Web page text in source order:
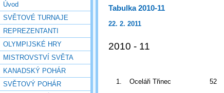
Tabulka 2010-11
22. 2. 2011
2010 - 11
1. Oceláři Třinec 52
Úvod
SVĚTOVÉ TURNAJE
REPREZENTANTI
OLYMPIJSKÉ HRY
MISTROVSTVÍ SVĚTA
KANADSKÝ POHÁR
SVĚTOVÝ POHÁR